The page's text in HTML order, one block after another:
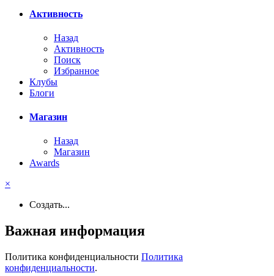
Активность
Назад
Активность
Поиск
Избранное
Клубы
Блоги
Магазин
Назад
Магазин
Awards
×
Создать...
Важная информация
Политика конфиденциальности Политика
конфиденциальности.